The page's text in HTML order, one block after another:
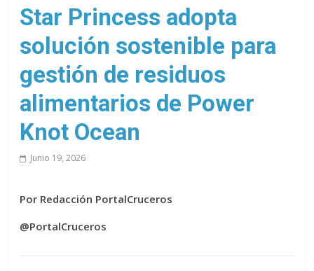
de
cruceros
en
un
solo
sitio
Star Princess adopta
solución sostenible para
gestión de residuos
alimentarios de Power
Knot Ocean
Junio 19, 2026
Por Redacción PortalCruceros
@PortalCruceros